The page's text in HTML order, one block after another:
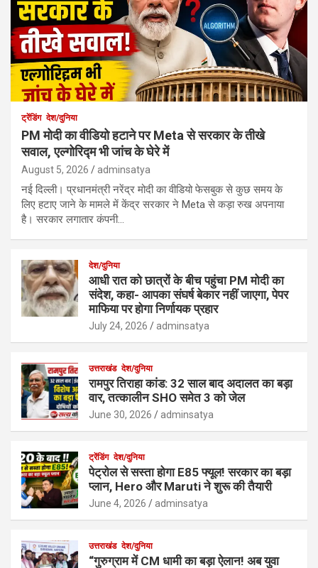
ट्रेंडिंग देश/दुनिया
PM मोदी का वीडियो हटाने पर Meta से सरकार के तीखे
सवाल, एल्गोरिद्म भी जांच के घेरे में
August 5, 2026 adminsatya
नई दिल्ली। प्रधानमंत्री नरेंद्र मोदी का वीडियो फेसबुक से कुछ समय के
लिए हटाए जाने के मामले में केंद्र सरकार ने Meta से कड़ा रुख अपनाया
है। सरकार लगातार कंपनी…
देश/दुनिया
आधी रात को छात्रों के बीच पहुंचा PM मोदी का
संदेश, कहा- आपका संघर्ष बेकार नहीं जाएगा, पेपर
माफिया पर होगा निर्णायक प्रहार
July 24, 2026 adminsatya
उत्तराखंड देश/दुनिया
रामपुर तिराहा कांड: 32 साल बाद अदालत का बड़ा
वार, तत्कालीन SHO समेत 3 को जेल
June 30, 2026 adminsatya
ट्रेंडिंग देश/दुनिया
पेट्रोल से सस्ता होगा E85 फ्यूल! सरकार का बड़ा
प्लान, Hero और Maruti ने शुरू की तैयारी
June 4, 2026 adminsatya
उत्तराखंड देश/दुनिया
“गुरुग्राम में CM धामी का बड़ा ऐलान! अब युवा